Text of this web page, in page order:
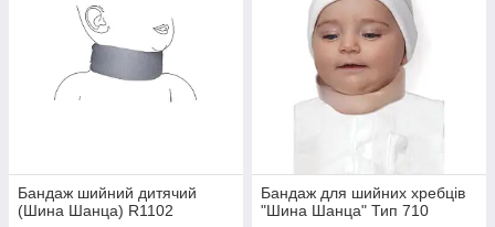
Бандаж шийний дитячий
(Шина Шанца) R1102
Бандаж для шийних хребців
"Шина Шанца" Тип 710